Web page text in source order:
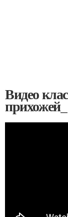
Видео
прихожей_